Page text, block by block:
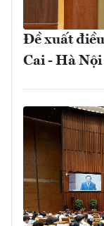
Đề xuất
Cai - Hà